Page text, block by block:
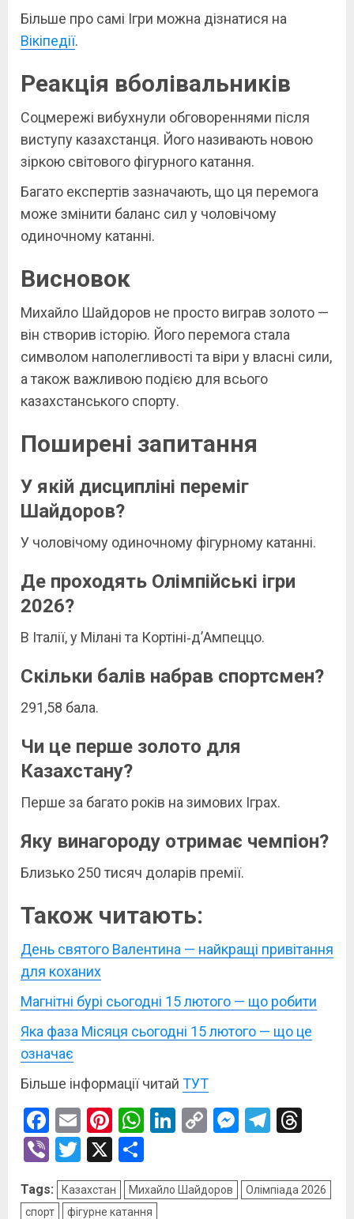
Більше про самі Ігри можна дізнатися на
Вікіпедії.
Реакція вболівальників
Соцмережі вибухнули обговореннями після
виступу казахстанця. Його називають новою
зіркою світового фігурного катання.
Багато експертів зазначають, що ця перемога
може змінити баланс сил у чоловічому
одиночному катанні.
Висновок
Михайло Шайдоров не просто виграв золото —
він створив історію. Його перемога стала
символом наполегливості та віри у власні сили,
а також важливою подією для всього
казахстанського спорту.
Поширені запитання
У якій дисципліні переміг
Шайдоров?
У чоловічому одиночному фігурному катанні.
Де проходять Олімпійські ігри
2026?
В Італії, у Мілані та Кортіні‑д’Ампеццо.
Скільки балів набрав спортсмен?
291,58 бала.
Чи це перше золото для
Казахстану?
Перше за багато років на зимових Іграх.
Яку винагороду отримає чемпіон?
Близько 250 тисяч доларів премії.
Також читають:
День святого Валентина — найкращі привітання
для коханих
Магнітні бурі сьогодні 15 лютого — що робити
Яка фаза Місяця сьогодні 15 лютого — що це
означає
Більше інформації читай ТУТ
Facebook
EmailPinterest
WhatsApp
LinkedIn
Copy
ViberTwitter
X
Tags: Казахстан Михайло Шайдоров
Олімпіада 2026
спорт
фігурне катання